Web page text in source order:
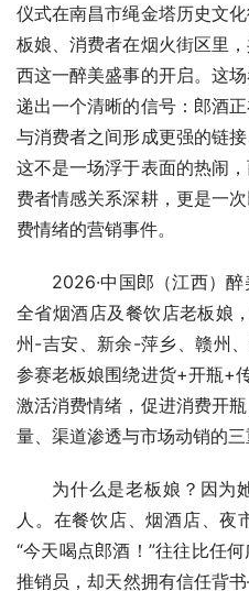
仪式在南昌市绳金塔历史文
板娘、消费者在烟火街区里
西这一醉美盛事的开启。这
递出一个清晰的信号：郎酒
与消费者之间形成更强的链
这不是一场浮于表面的热闹
费者情感关系深耕，更是一
费情绪的营销事件。
2026·中国郎（江西）
全省烟酒店及餐饮店老板娘
州-吉安、新余-萍乡、赣州
参赛老板娘围绕进货+开瓶+
激活消费情绪，促进消费开
量、渠道渗透与市场动销的三
为什么是老板娘？因为
人。在餐饮店、烟酒店、夜
“今天喝点郎酒！”往往比任
推销员，却天然拥有信任背